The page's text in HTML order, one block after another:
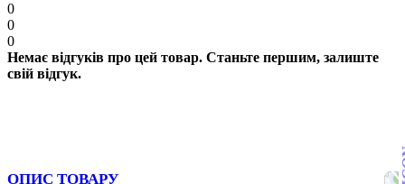
0
0
0
Немає відгуків про цей товар. Станьте першим, залиште
свій відгук.
ОПИС ТОВАРУ